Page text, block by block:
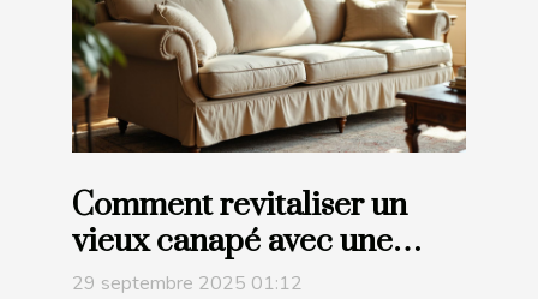
Comment revitaliser un
vieux canapé avec une
housse sur mesure ?
29 septembre 2025 01:12